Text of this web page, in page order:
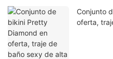
Conjunto
oferta,